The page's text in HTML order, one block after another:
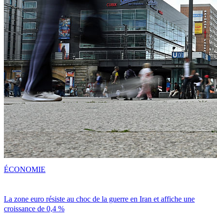
La zone euro résiste au choc de la guerre en Iran et affiche une
croissance de 0,4 %
ÉCONOMIE